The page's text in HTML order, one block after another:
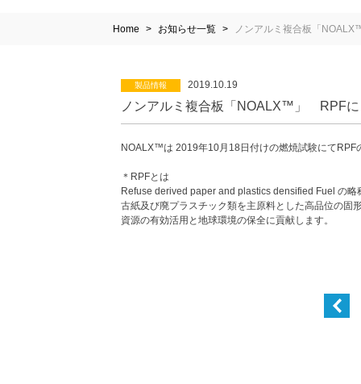
Home お知らせ一覧 ノンアルミ複合板「
製品情報 2019.10.19
ノンアルミ複合板「NOALX™」 RPFに
NOALX™は 2019年10月18日付けの燃焼試験にてRPF
＊RPFとは
Refuse derived paper and plastics densified Fuel の
古紙及び廃プラスチック類を主原料とした高品位の固
資源の有効活用と地球環境の保全に貢献します。